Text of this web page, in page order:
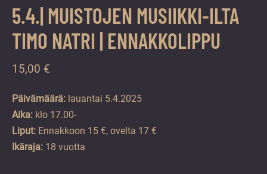
5.4.| MUISTOJEN MUSIIKKI-ILTA
TIMO NATRI | ENNAKKOLIPPU
15,00 €
Päivämäärä: lauantai 5.4.2025
Aika: klo 17.00-
Liput: Ennakkoon 15 €, ovelta 17 €
Ikäraja: 18 vuotta